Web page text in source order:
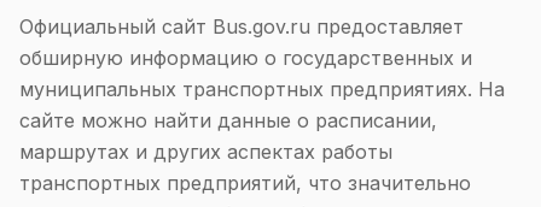
Официальный сайт Bus.gov.ru предоставляет
обширную информацию о государственных и
муниципальных транспортных предприятиях. На
сайте можно найти данные о расписании,
маршрутах и других аспектах работы
транспортных предприятий, что значительно